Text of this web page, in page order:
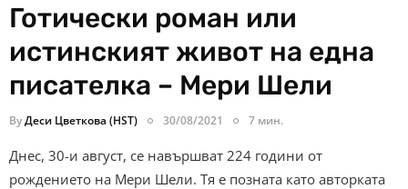
Готически роман или
истинският живот на една
писателка – Мери Шели
ByДеси Цветкова (HST) 30/08/2021 7 мин.
Днес, 30-и август, се навършват 224 години от
рождението на Мери Шели. Тя е позната като авторката